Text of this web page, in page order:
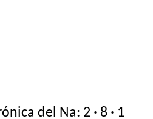
del Na: 2 · 8 · 1